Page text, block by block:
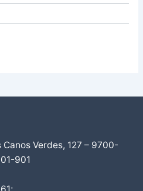
Verdes, 127 – 9700-
901